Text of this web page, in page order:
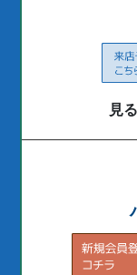
見